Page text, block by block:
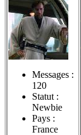
Messages :
120
Statut :
Newbie
Pays :
France